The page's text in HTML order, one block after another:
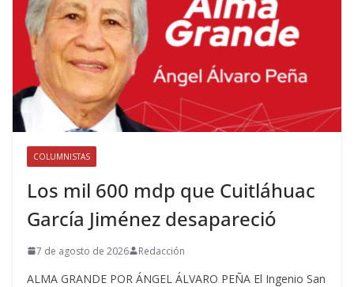
COLUMNISTAS
Los mil 600 mdp que Cuitláhuac
García Jiménez desapareció
7 de agosto de 2026 Redacción
ALMA GRANDE POR ÁNGEL ÁLVARO PEÑA El Ingenio San